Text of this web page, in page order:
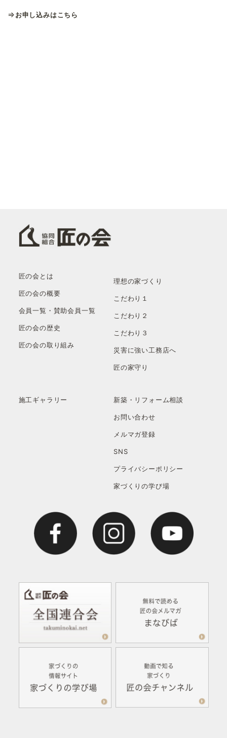
⇒お申し込みはこちら
匠の会とは
匠の会の概要
会員一覧・賛助会員一覧
匠の会の歴史
匠の会の取り組み
理想の家づくり
こだわり１
こだわり２
こだわり３
災害に強い工務店へ
匠の家守り
施工ギャラリー 新築・リフォーム相談
お問い合わせ
メルマガ登録
SNS
プライバシーポリシー
家づくりの学び場